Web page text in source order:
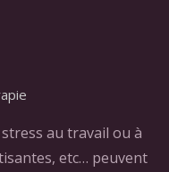
au travail ou à
etc… peuvent